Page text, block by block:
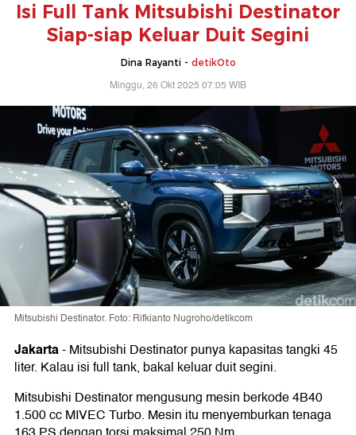
Isi Full Tank Mitsubishi Destinator
Siap-siap Keluar Duit Segini
Dina Rayanti - detikOto
Minggu, 26 Okt 2025 07:05 WIB
Mitsubishi Destinator. Foto: Rifkianto Nugroho/detikcom
Jakarta-Mitsubishi Destinator punya kapasitas tangki 45
liter. Kalau isi full tank, bakal keluar duit segini.
Mitsubishi Destinator mengusung mesin berkode 4B40
1.500 cc MIVEC Turbo. Mesin itu menyemburkan tenaga